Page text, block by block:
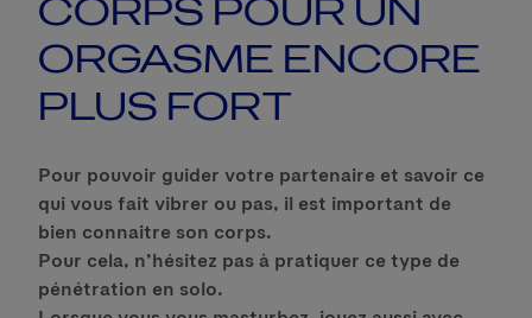
CORPS POUR UN
ORGASME ENCORE
PLUS FORT
Pour pouvoir guider votre partenaire et savoir ce
qui vous fait vibrer ou pas, il est important de
bien connaitre son corps.
Pour cela, n’hésitez pas à pratiquer ce type de
pénétration en solo.